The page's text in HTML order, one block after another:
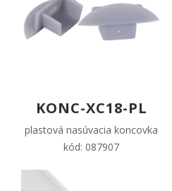
KONC-XC18-PL
plastová nasúvacia koncovka
kód: 087907